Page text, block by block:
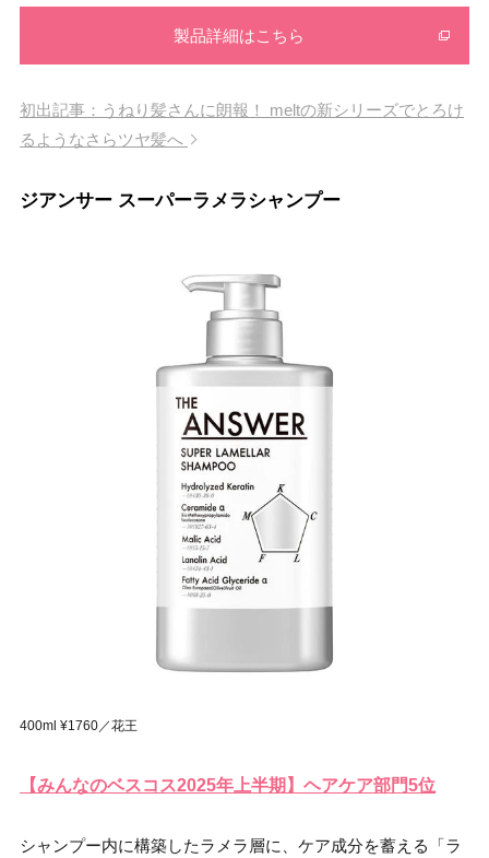
製品詳細はこちら
初出記事：うねり髪さんに朗報！ meltの新シリーズでとろけ
るようなさらツヤ髪へ
ジアンサー スーパーラメラシャンプー
400ml ¥1760／花王
【みんなのベスコス2025年上半期】ヘアケア部門5位
シャンプー内に構築したラメラ層に、ケア成分を蓄える「ラ